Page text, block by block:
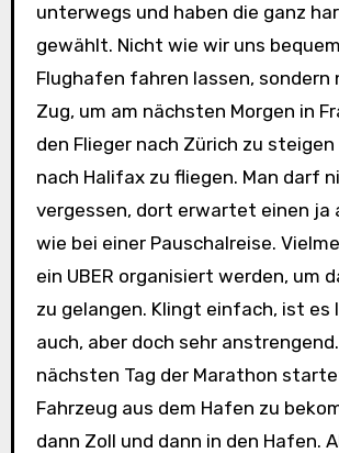
unterwegs und haben die ganz
gewählt. Nicht wie wir uns
Flughafen fahren lassen, sondern
Zug, um am nächsten Morgen in
den Flieger nach Zürich zu
nach Halifax zu fliegen. Man darf
vergessen, dort erwartet einen ja
wie bei einer Pauschalreise.
ein UBER organisiert werden, um
zu gelangen. Klingt einfach, ist
auch, aber doch sehr
nächsten Tag der Marathon
Fahrzeug aus dem Hafen zu
dann Zoll und dann in den Hafen.